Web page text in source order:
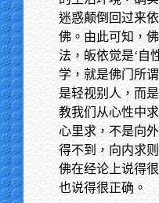
迷惑颠倒回过来
佛。由此可知，
法，皈依觉是‘自
学，就是佛门所
是轻视别人，而
教我们从心性中
心里求，不是向
得不到，向内求
佛在经论上说得
也说得很正确。